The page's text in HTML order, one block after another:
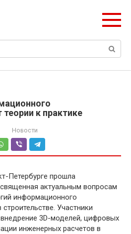
к практике
Новости
Петербурге прошла
актуальным вопросам
информационного
Участники
3D-моделей, цифровых
инженерных расчетов в